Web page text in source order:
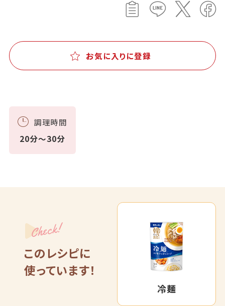
お気に入りに登録
調理時間
20分～30分
Check!
このレシピに
使っています！
冷麺